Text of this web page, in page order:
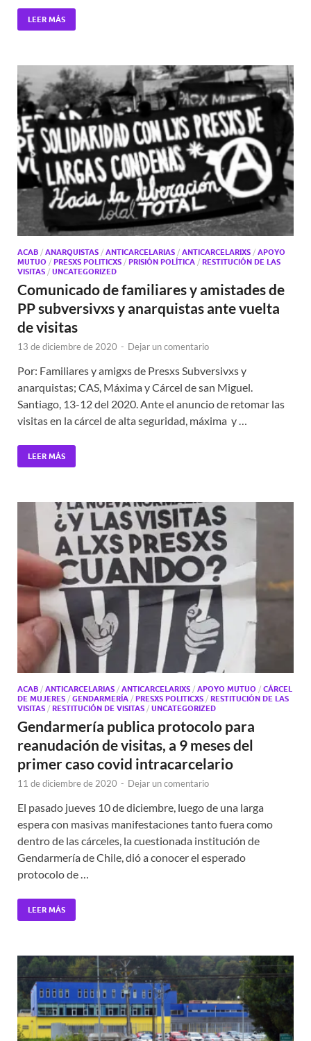
LEER MÁS
ACAB / ANARQUISTAS / ANTICARCELARIAS / ANTICARCELARIXS / APOYO
MUTUO / PRESXS POLITICXS / PRISIÓN POLÍTICA / RESTITUCIÓN DE LAS
VISITAS / UNCATEGORIZED
Comunicado de familiares y amistades de
PP subversivxs y anarquistas ante vuelta
de visitas
13 de diciembre de 2020 - Dejar un comentario
Por: Familiares y amigxs de Presxs Subversivxs y
anarquistas; CAS, Máxima y Cárcel de san Miguel.
Santiago, 13-12 del 2020. Ante el anuncio de retomar las
visitas en la cárcel de alta seguridad, máxima y …
LEER MÁS
ACAB / ANTICARCELARIAS / ANTICARCELARIXS / APOYO MUTUO / CÁRCEL
DE MUJERES / GENDARMERÍA / PRESXS POLITICXS / RESTITUCIÓN DE LAS
VISITAS / RESTITUCIÓN DE VISITAS / UNCATEGORIZED
Gendarmería publica protocolo para
reanudación de visitas, a 9 meses del
primer caso covid intracarcelario
11 de diciembre de 2020 - Dejar un comentario
El pasado jueves 10 de diciembre, luego de una larga
espera con masivas manifestaciones tanto fuera como
dentro de las cárceles, la cuestionada institución de
Gendarmería de Chile, dió a conocer el esperado
protocolo de …
LEER MÁS